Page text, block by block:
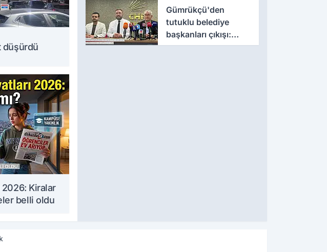
düşürdü
Kiralar
belli oldu
Gümrükçü'den
tutuklu belediye
başkanları çıkışı:
'Yıllarca iddianame